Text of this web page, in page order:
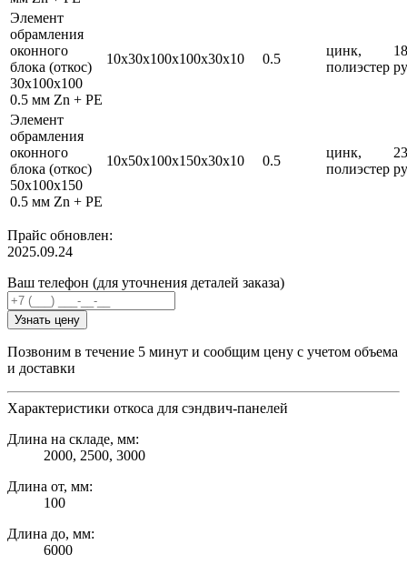
Элемент
обрамления
оконного
блока (откос)
30х100х100
0.5 мм Zn + PE
10х30х100х100х30х10 0.5
цинк,
полиэстер
Элемент
обрамления
оконного
блока (откос)
50х100х150
0.5 мм Zn + PE
10х50х100х150х30х10 0.5
цинк,
полиэстер
Прайс обновлен:
2025.09.24
Ваш телефон (для уточнения деталей заказа)
Узнать цену
Позвоним в течение 5 минут и сообщим цену с учетом объема
и доставки
Характеристики откоса для сэндвич-панелей
Длина на складе, мм:
2000, 2500, 3000
Длина от, мм:
100
Длина до, мм:
6000